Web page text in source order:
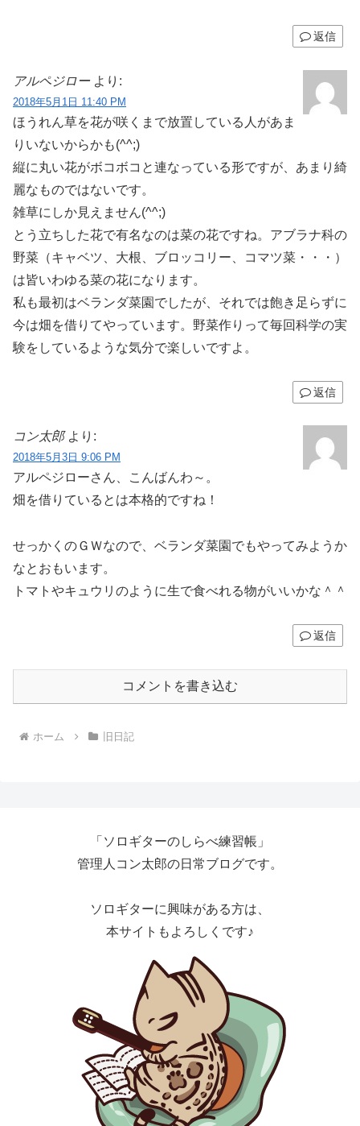
返信
アルペジロー より:
2018年5月1日 11:40 PM
ほうれん草を花が咲くまで放置している人があま
りいないからかも(^^;)
縦に丸い花がボコボコと連なっている形ですが、あまり綺
麗なものではないです。
雑草にしか見えません(^^;)
とう立ちした花で有名なのは菜の花ですね。アブラナ科の
野菜（キャベツ、大根、ブロッコリー、コマツ菜・・・）
は皆いわゆる菜の花になります。
私も最初はベランダ菜園でしたが、それでは飽き足らずに
今は畑を借りてやっています。野菜作りって毎回科学の実
験をしているような気分で楽しいですよ。
返信
コン太郎 より:
2018年5月3日 9:06 PM
アルペジローさん、こんばんわ～。
畑を借りているとは本格的ですね！
せっかくのＧＷなので、ベランダ菜園でもやってみようか
なとおもいます。
トマトやキュウリのように生で食べれる物がいいかな＾＾
返信
コメントを書き込む
ホーム 旧日記
「ソロギターのしらべ練習帳」
管理人コン太郎の日常ブログです。
ソロギターに興味がある方は、
本サイトもよろしくです♪